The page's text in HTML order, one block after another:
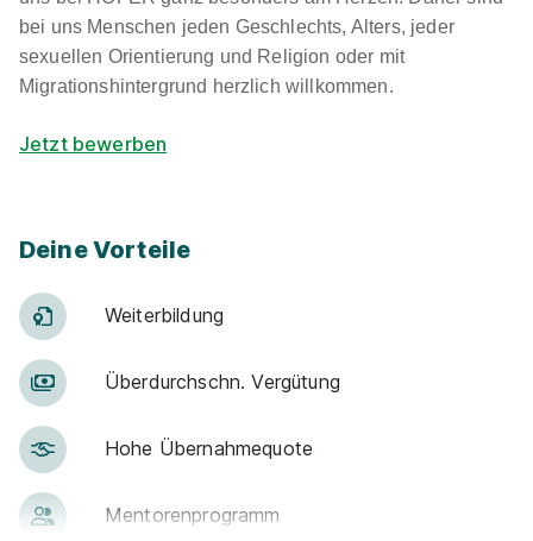
bei uns Menschen jeden Geschlechts, Alters, jeder
sexuellen Orientierung und Religion oder mit
Migrationshintergrund herzlich willkommen.
Jetzt bewerben
Deine Vorteile
Weiter­bildung
Über­durch­schn. Ver­gü­tung
Hohe Über­nah­me­quote
Men­to­ren­pro­gramm